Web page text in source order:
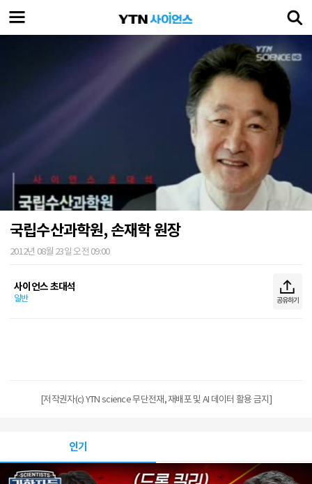
국립수산과학원, 손재학 원장
2012년 08월 23일 오전 09:00
사이언스 초대석
일반 공유하기
[저작권자(c) YTN science 무단전재, 재배포 및 AI 데이터 활용 금지]
인기